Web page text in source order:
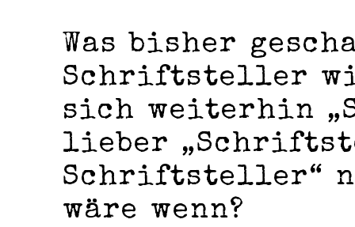
Was bisher
Schriftsteller
sich weiterhin
lieber
Schriftsteller“
wäre wenn?